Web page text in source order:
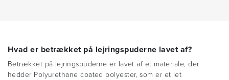
Hvad er betrækket på lejringspuderne lavet af?
Betrækket på lejringspuderne er lavet af et materiale, der
hedder Polyurethane coated polyester, som er et let